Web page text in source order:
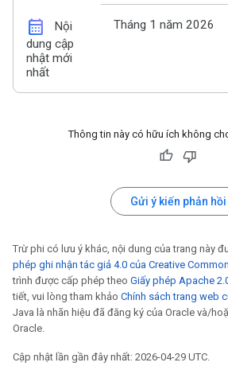
calendar_month
Nội
dung cập
nhật mới
nhất
Tháng 1 năm 2026
Thông tin này có hữu ích không
Gửi ý kiến phản hồi
Trừ phi có lưu ý khác, nội dung của trang này
phép ghi nhận tác giả 4.0 của Creative
trình được cấp phép theo Giấy phép Apache
tiết, vui lòng tham khảo Chính sách trang web
Java là nhãn hiệu đã đăng ký của Oracle và/
Oracle.
Cập nhật lần gần đây nhất: 2026-04-29 UTC.